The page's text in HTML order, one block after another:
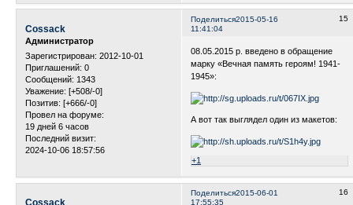
Поделиться 15
2015-05-16
11:41:04
Cossack
Администратор
Зарегистрирован: 2012-10-01
Приглашений: 0
Сообщений: 1343
Уважение: [+508/-0]
Позитив: [+666/-0]
Провел на форуме:
19 дней 6 часов
Последний визит:
2024-10-06 18:57:56
08.05.2015 р. введено в обращение
марку «Вечная память героям! 1941-
1945»:
А вот так выглядел один из макетов:
+1
Поделиться 16
2015-06-01
17:55:35